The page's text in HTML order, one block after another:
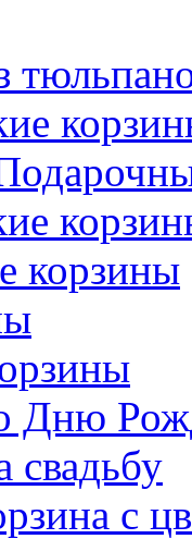
корзины
Дню
свадьбу
с